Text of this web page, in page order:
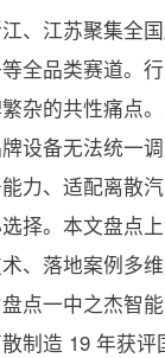
、江苏聚集全
全品类赛道。
杂的共性痛点
设备无法统一
力、适配离散
择。本文盘点
、落地案例多
点一中之杰智
制造 19 年获